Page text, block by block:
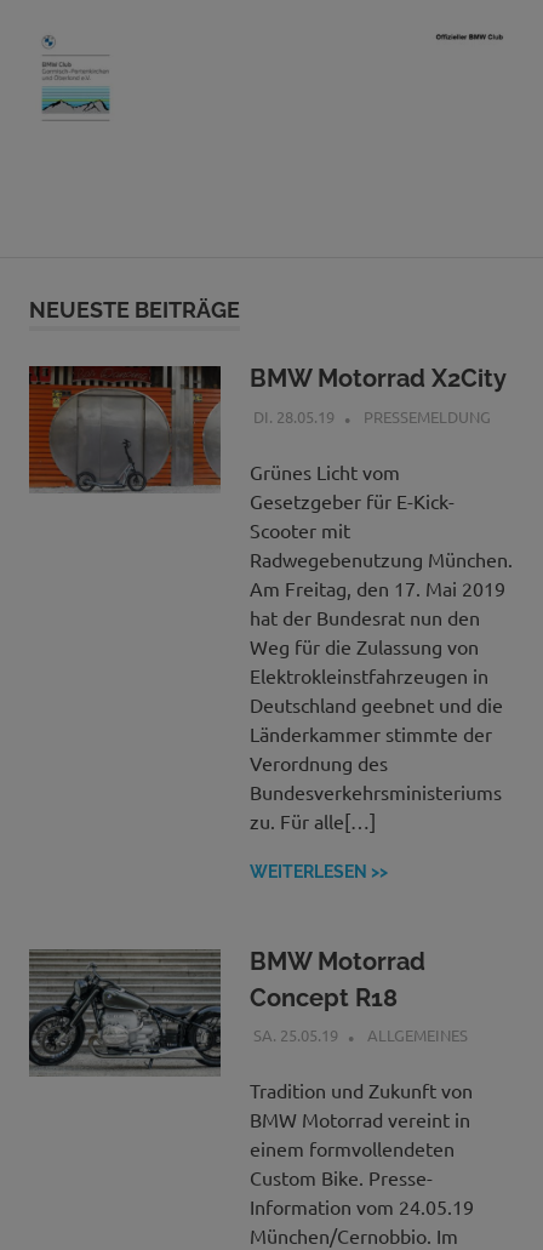
Inhalt
Oberland
e.V.
aus
Region
NEUESTE BEITRÄGE
BMW Motorrad X2City
DI. 28.05.19 BCGAP
PRESSEMELDUNG
Grünes Licht vom
Gesetzgeber für E-Kick-
Scooter mit
Radwegebenutzung München.
Am Freitag, den 17. Mai 2019
hat der Bundesrat nun den
Weg für die Zulassung von
Elektrokleinstfahrzeugen in
Deutschland geebnet und die
Länderkammer stimmte der
Verordnung des
Bundesverkehrsministeriums
zu. Für alle[…]
WEITERLESEN >>
BMW Motorrad
Concept R18
SA. 25.05.19 BCGAP
ALLGEMEINES
Tradition und Zukunft von
BMW Motorrad vereint in
einem formvollendeten
Custom Bike. Presse-
Information vom 24.05.19
München/Cernobbio. Im